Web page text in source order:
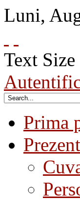
Luni,
Text Size
Prima